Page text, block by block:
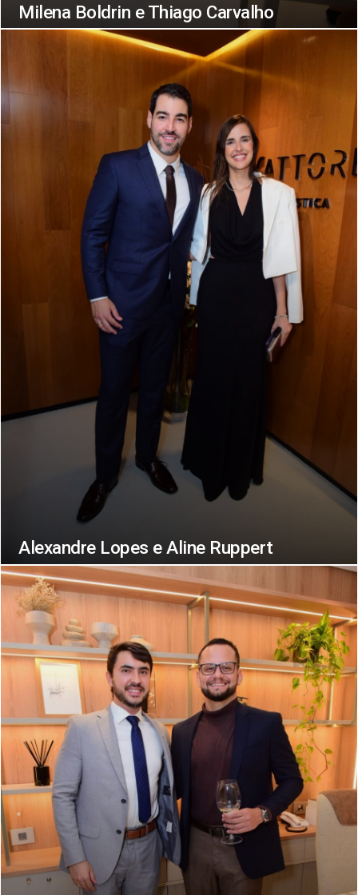
Milena Boldrin e Thiago Carvalho
Alexandre Lopes e Aline Ruppert